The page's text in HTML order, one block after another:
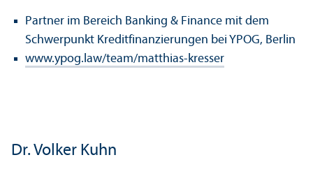
Partner im Bereich Banking & Finance mit dem
Schwerpunkt Kreditfinanzierungen bei YPOG, Berlin
www.ypog.law/team/matthias-kresser
Dr. Volker Kuhn